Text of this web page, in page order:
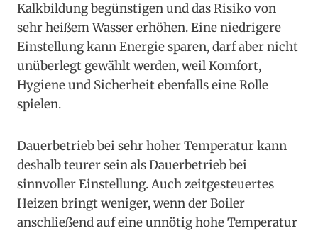
Kalkbildung begünstigen und das Risiko von
sehr heißem Wasser erhöhen. Eine niedrigere
Einstellung kann Energie sparen, darf aber nicht
unüberlegt gewählt werden, weil Komfort,
Hygiene und Sicherheit ebenfalls eine Rolle
spielen.
Dauerbetrieb bei sehr hoher Temperatur kann
deshalb teurer sein als Dauerbetrieb bei
sinnvoller Einstellung. Auch zeitgesteuertes
Heizen bringt weniger, wenn der Boiler
anschließend auf eine unnötig hohe Temperatur